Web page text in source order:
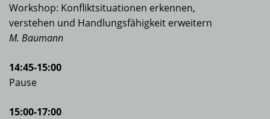
Workshop: Konfliktsituationen erkennen,
verstehen und Handlungsfähigkeit erweitern
M. Baumann
14:45-15:00
Pause
15:00-17:00